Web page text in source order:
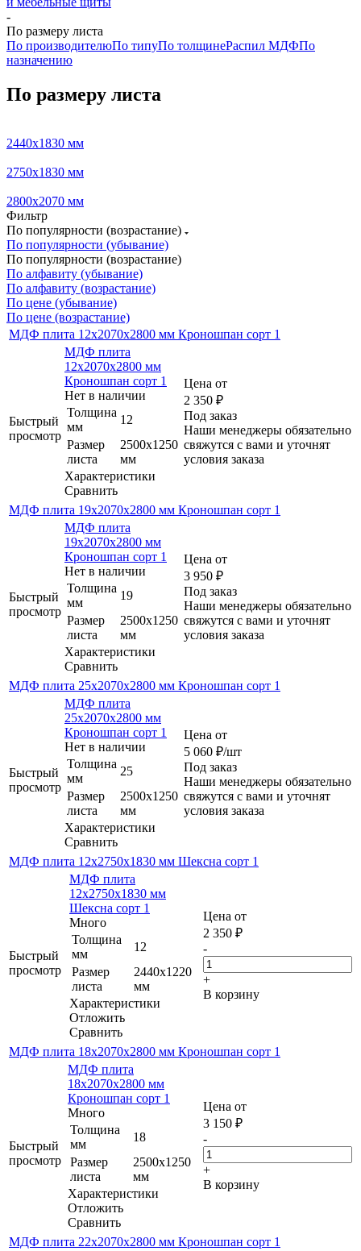
-
По размеру листа
По производителюПо типуПо толщинеРаспил МДФПо
назначению
По размеру листа
2440х1830 мм
2750х1830 мм
2800х2070 мм
Фильтр
По популярности (возрастание)
По популярности (убывание)
По популярности (возрастание)
По алфавиту (убывание)
По алфавиту (возрастание)
По цене (убывание)
По цене (возрастание)
МДФ плита 12х2070х2800 мм Кроношпан сорт 1
Быстрый
просмотр
МДФ плита
12х2070х2800 мм
Кроношпан сорт 1
Нет в наличии
Толщина
мм
12
Размер
листа
2500х1250
мм
Характеристики
Сравнить
Цена от
2 350 ₽
Под заказ
Наши менеджеры обязательно
свяжутся с вами и уточнят
условия заказа
МДФ плита 19х2070х2800 мм Кроношпан сорт 1
Быстрый
просмотр
МДФ плита
19х2070х2800 мм
Кроношпан сорт 1
Нет в наличии
Толщина
мм
19
Размер
листа
2500х1250
мм
Характеристики
Сравнить
Цена от
3 950 ₽
Под заказ
Наши менеджеры обязательно
свяжутся с вами и уточнят
условия заказа
МДФ плита 25х2070х2800 мм Кроношпан сорт 1
Быстрый
просмотр
МДФ плита
25х2070х2800 мм
Кроношпан сорт 1
Нет в наличии
Толщина
мм
25
Размер
листа
2500х1250
мм
Характеристики
Сравнить
Цена от
5 060 ₽/шт
Под заказ
Наши менеджеры обязательно
свяжутся с вами и уточнят
условия заказа
МДФ плита 12х2750х1830 мм Шексна сорт 1
Быстрый
просмотр
МДФ плита
12х2750х1830 мм
Шексна сорт 1
Много
Толщина
мм
12
Размер
листа
2440х1220
мм
Характеристики
Отложить
Сравнить
Цена от
2 350 ₽
-
+
В корзину
МДФ плита 18х2070х2800 мм Кроношпан сорт 1
Быстрый
просмотр
МДФ плита
18х2070х2800 мм
Кроношпан сорт 1
Много
Толщина
мм
18
Размер
листа
2500х1250
мм
Характеристики
Отложить
Сравнить
Цена от
3 150 ₽
-
+
В корзину
МДФ плита 22х2070х2800 мм Кроношпан сорт 1